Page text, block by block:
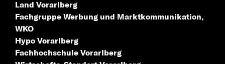
Land Vorarlberg
Fachgruppe Werbung und Marktkommunikation,
WKO
Hypo Vorarlberg
Fachhochschule Vorarlberg